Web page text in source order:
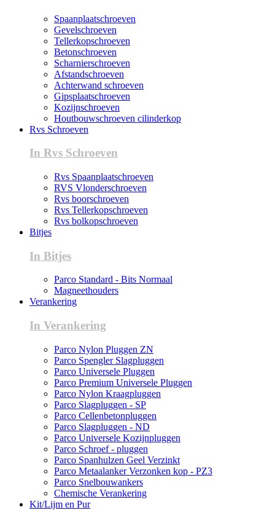
Spaanplaatschroeven
Gevelschroeven
Tellerkopschroeven
Betonschroeven
Scharnierschroeven
Afstandschroeven
Achterwand schroeven
Gipsplaatschroeven
Kozijnschroeven
Houtbouwschroeven cilinderkop
Rvs Schroeven
In Rvs Schroeven
Rvs Spaanplaatschroeven
RVS Vlonderschroeven
Rvs boorschroeven
Rvs Tellerkopschroeven
Rvs bolkopschroeven
Bitjes
In Bitjes
Parco Standard - Bits Normaal
Magneethouders
Verankering
In Verankering
Parco Nylon Pluggen ZN
Parco Spengler Slagpluggen
Parco Universele Pluggen
Parco Premium Universele Pluggen
Parco Nylon Kraagpluggen
Parco Slagpluggen - SP
Parco Cellenbetonpluggen
Parco Slagpluggen - ND
Parco Universele Kozijnpluggen
Parco Schroef - pluggen
Parco Spanhulzen Geel Verzinkt
Parco Metaalanker Verzonken kop - PZ3
Parco Snelbouwankers
Chemische Verankering
Kit/Lijm en Pur